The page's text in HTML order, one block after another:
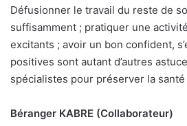
Défusionner le travail du reste de
suffisamment ; pratiquer une
excitants ; avoir un bon confident,
positives sont autant d’autres
spécialistes pour préserver la santé
Béranger KABRE (Collaborateur)